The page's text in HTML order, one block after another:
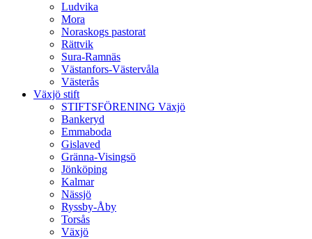
Ludvika
Mora
Noraskogs pastorat
Rättvik
Sura-Ramnäs
Västanfors-Västervåla
Västerås
Växjö stift
STIFTSFÖRENING Växjö
Bankeryd
Emmaboda
Gislaved
Gränna-Visingsö
Jönköping
Kalmar
Nässjö
Ryssby-Åby
Torsås
Växjö